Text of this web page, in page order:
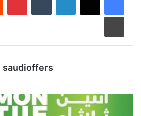
saudioffers